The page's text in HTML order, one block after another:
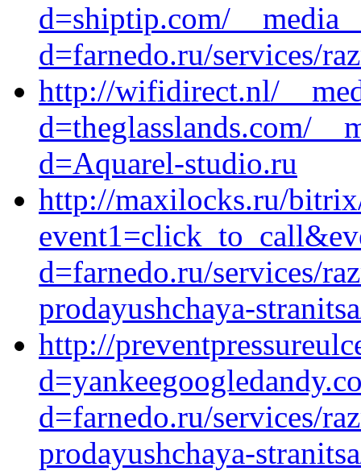
d=shiptip.com/
d=farnedo.ru/services/
http://wifidirect.nl/
d=theglasslands.com/
d=Aquarel-studio.ru
http://maxilocks.ru/
d=farnedo.ru/services/
prodayushchaya-
http://
d=farnedo.ru/services/
prodayushchaya-